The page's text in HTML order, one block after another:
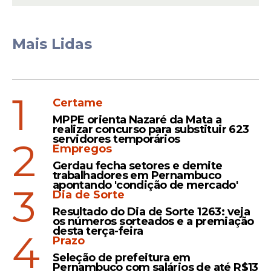
Ele disse que o placar de 5 a 0 no Supremo
liminar que suspendeu adesoneração
mostra a necessidade de acordos para
evitar mais prejuízos à Previdência Social.
Mais Lidas
1
Certame
MPPE orienta Nazaré da Mata a
realizar concurso para substituir 623
servidores temporários
2
Empregos
Gerdau fecha setores e demite
trabalhadores em Pernambuco
apontando 'condição de mercado'
3
Dia de Sorte
Resultado do Dia de Sorte 1263: veja
os números sorteados e a premiação
desta terça-feira
4
Prazo
Seleção de prefeitura em
Pernambuco com salários de até R$13